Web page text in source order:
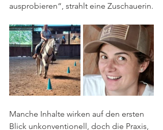
ausprobieren“, strahlt eine Zuschauerin.
Manche Inhalte wirken auf den ersten
Blick unkonventionell, doch die Praxis,